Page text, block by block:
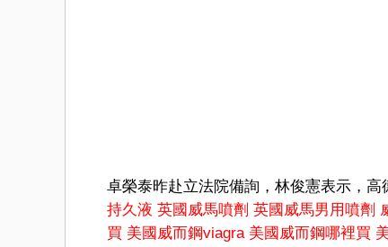
卓榮泰昨赴立法院備詢，林俊憲表示，
持久液 英國威馬噴劑 英國威馬男用噴劑
買 美國威而鋼viagra 美國威而鋼哪裡買